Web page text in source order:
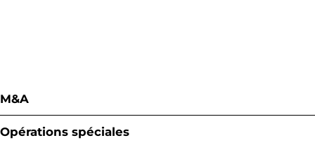
M&A
Acquisition
Opérations spéciales